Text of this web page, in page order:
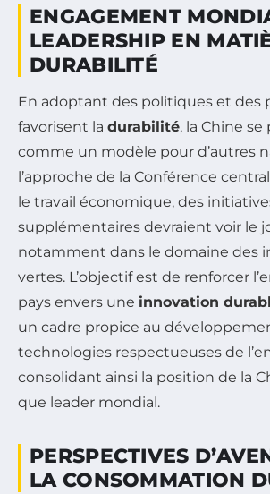
ENGAGEMENT
LEADERSHIP EN
DURABILITÉ
En adoptant des politiques et des
favorisent la durabilité, la Chine
comme un modèle pour d’autres
l’approche de la Conférence
le travail économique, des
supplémentaires devraient voir le
notamment dans le domaine des
vertes. L’objectif est de renforcer
pays envers une innovation
un cadre propice au
technologies respectueuses de
consolidant ainsi la position de la
que leader mondial.
PERSPECTIVES
LA CONSOMMATION